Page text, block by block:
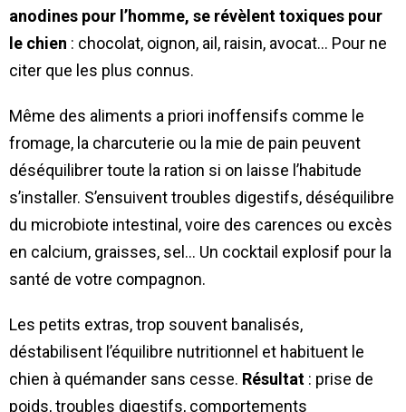
anodines pour l’homme, se révèlent toxiques pour
le chien : chocolat, oignon, ail, raisin, avocat… Pour ne
citer que les plus connus.
Même des aliments a priori inoffensifs comme le
fromage, la charcuterie ou la mie de pain peuvent
déséquilibrer toute la ration si on laisse l’habitude
s’installer. S’ensuivent troubles digestifs, déséquilibre
du microbiote intestinal, voire des carences ou excès
en calcium, graisses, sel… Un cocktail explosif pour la
santé de votre compagnon.
Les petits extras, trop souvent banalisés,
déstabilisent l’équilibre nutritionnel et habituent le
chien à quémander sans cesse. Résultat : prise de
poids, troubles digestifs, comportements